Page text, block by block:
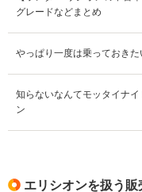
グレードなどまとめ
やっぱり一度は乗っておき
知らないなんてモッタイナ
ン
エリシオンを扱う販